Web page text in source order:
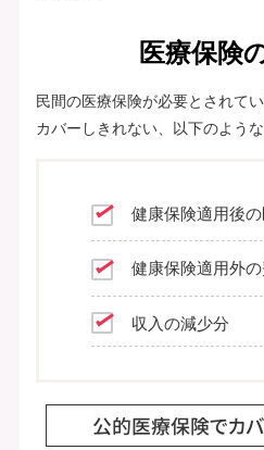
医療保険
民間の医療保険が必要とされて
カバーしきれない、以下のよう
健康保険適用後
健康保険適用外
収入の減少分